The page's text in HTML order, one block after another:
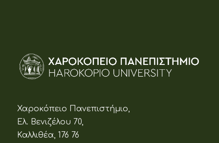
Χαροκόπειο Πανεπιστήμιο,
Ελ. Βενιζέλου 70,
Καλλιθέα, 176 76